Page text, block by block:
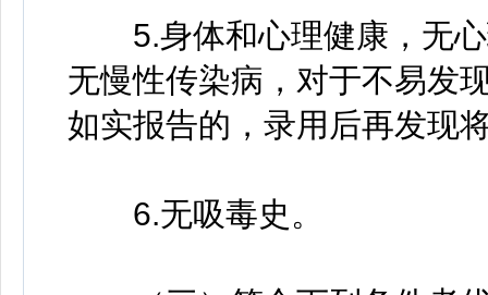
5.身体和心理健康，无心
无慢性传染病，对于不易发
如实报告的，录用后再发现
6.无吸毒史。